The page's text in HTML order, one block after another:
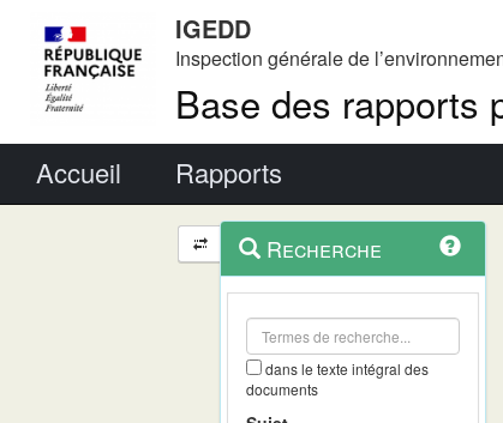
IGEDD
Inspection générale de
Base des rapports
Accueil Rapports
Navigation
et
outils
contextuel
Recherche
dans le texte intégral des
documents